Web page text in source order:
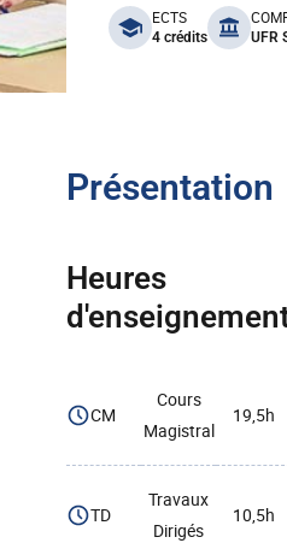
benefits
ECTS
4 crédits UFR
Présentation
Heures
CM
Cours
Magistral
19,5h
TD
Travaux
Dirigés
10,5h